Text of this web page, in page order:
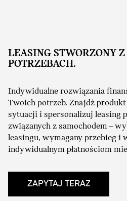
LEASING STWORZONY
POTRZEBACH.
Indywidualne rozwiązania
Twoich potrzeb. Znajdź
sytuacji i spersonalizuj leasing
związanych z samochodem –
leasingu, wymagany przebieg i
indywidualnym płatnościom
ZAPYTAJ TERAZ